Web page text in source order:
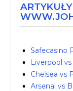
Safecasino
Liverpool
Chelsea vs
Arsenal vs